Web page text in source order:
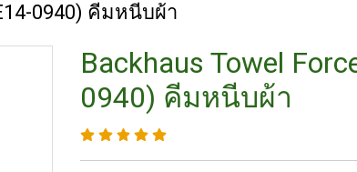
0940) คีมหนีบผ้า
Backhaus Towel
0940) คีมหนีบผ้า